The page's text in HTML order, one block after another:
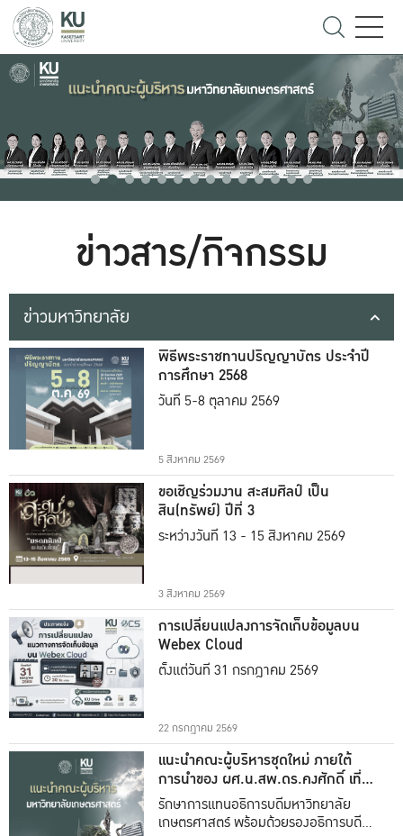
ข่าวสาร/กิจกรรม
ข่าวมหาวิทยาลัย
พิธีพระราชทานปริญญาบัตร ประจำปี
การศึกษา 2568
วันที่ 5-8 ตุลาคม 2569
5 สิงหาคม 2569
ขอเชิญร่วมงาน สะสมศิลป์ เป็น
สิน(ทรัพย์) ปีที่ 3
ระหว่างวันที่ 13 - 15 สิงหาคม 2569
3 สิงหาคม 2569
การเปลี่ยนแปลงการจัดเก็บข้อมูลบน
Webex Cloud
ตั้งแต่วันที่ 31 กรกฎาคม 2569
22 กรกฎาคม 2569
แนะนำคณะผู้บริหารชุดใหม่ ภายใต้
การนำของ ผศ.น.สพ.ดร.คงศักดิ์ เที่ยง
ธรรม
รักษาการแทนอธิการบดีมหาวิทยาลัย
เกษตรศาสตร์ พร้อมด้วยรองอธิการบดีทั้ง